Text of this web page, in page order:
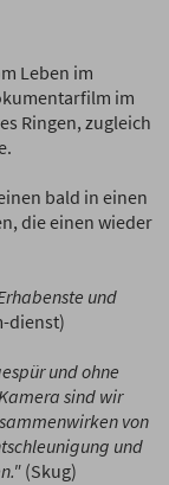
Leben im
im
Ringen, zugleich
bald in einen
die einen wieder
und
dienst)
und ohne
sind wir
von
und
(Skug)